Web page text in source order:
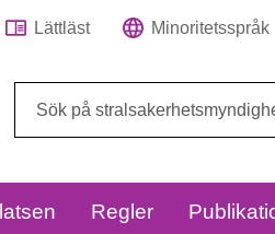
Lättläst Minoritetsspråk
Regler